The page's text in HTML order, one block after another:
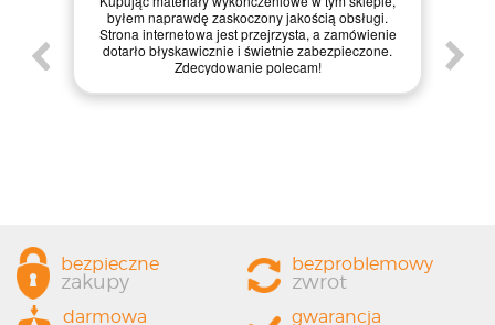
naprawdę zaskoczony jakością obsługi.
internetowa jest przejrzysta, a zamówienie
błyskawicznie i świetnie zabezpieczone.
Zdecydowanie polecam!
materiały dotarły w
internetowa jest bardzo
zakupy, a dodatkowo
zapakowana.
każdemu, kto szuka
bezpieczne
zakupy
bezproblemowy
zwrot
darmowa gwarancja